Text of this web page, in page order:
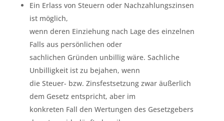
Ein Erlass von Steuern oder Nachzahlungszinsen
ist möglich,
wenn deren Einziehung nach Lage des einzelnen
Falls aus persönlichen oder
sachlichen Gründen unbillig wäre. Sachliche
Unbilligkeit ist zu bejahen, wenn
die Steuer- bzw. Zinsfestsetzung zwar äußerlich
dem Gesetz entspricht, aber im
konkreten Fall den Wertungen des Gesetzgebers